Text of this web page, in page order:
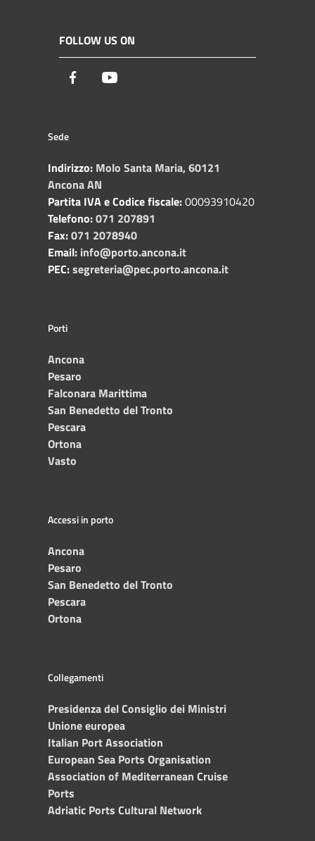
FOLLOW US ON
Facebook
Sede
Indirizzo: Molo Santa Maria, 60121
Ancona AN
Partita IVA e Codice fiscale:00093910420
Telefono:071 207891
Fax:071 2078940
Email: info@porto.ancona.it
PEC:segreteria@pec.porto.ancona.it
Porti
Ancona
Pesaro
Falconara Marittima
San Benedetto del Tronto
Pescara
Ortona
Vasto
Accessi in porto
Ancona
Pesaro
San Benedetto del Tronto
Pescara
Ortona
Collegamenti
Presidenza del Consiglio dei Ministri
Unione europea
Italian Port Association
European Sea Ports Organisation
Association of Mediterranean Cruise
Ports
Adriatic Ports Cultural Network